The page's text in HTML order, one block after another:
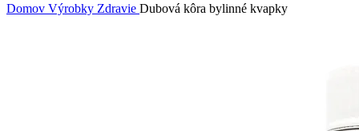
Domov Výrobky Zdravie Dubová kôra bylinné kvapky